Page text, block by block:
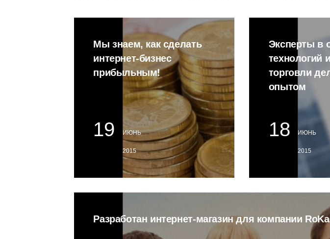
Мы знаем, как сделать
интернет-бизнес
прибыльным!
19 ИЮНЬ
2015
Эксперты в
технологий
торговли
опытом
18 ИЮНЬ
2015
Разработан интернет-магазин для компании